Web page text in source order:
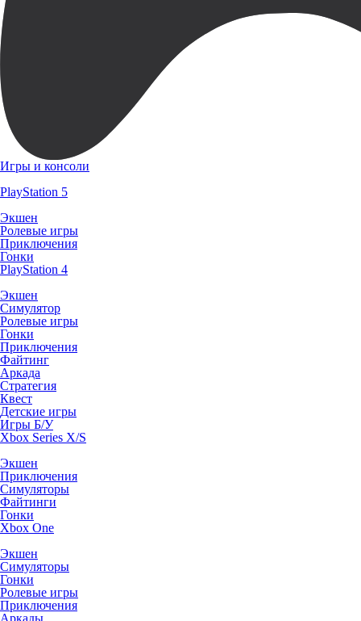
Игры и консоли
PlayStation 5
Экшен
Ролевые игры
Приключения
Гонки
PlayStation 4
Экшен
Симулятор
Ролевые игры
Гонки
Приключения
Файтинг
Аркада
Стратегия
Квест
Детские игры
Игры Б/У
Xbox Series X/S
Экшен
Приключения
Симуляторы
Файтинги
Гонки
Xbox One
Экшен
Симуляторы
Гонки
Ролевые игры
Приключения
Аркады